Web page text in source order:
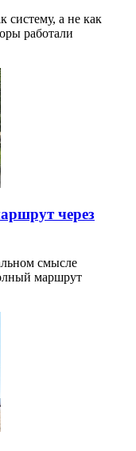
систему, а не как
работали
через
смысле
маршрут